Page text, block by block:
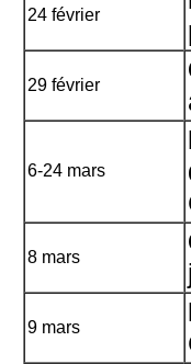
24 février
29 février
6-24 mars
8 mars
9 mars